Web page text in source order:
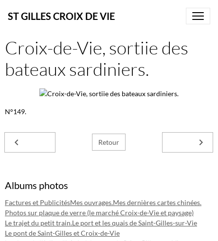
ST GILLES CROIX DE VIE
Croix-de-Vie, sortiie des
bateaux sardiniers.
N°149.
Retour
Albums photos
Factures et PublicitésMes ouvrages.Mes dernières cartes chinées.
Photos sur plaque de verre (le marché Croix-de-Vie et paysage)
Le trajet du petit train.Le port et les quais de Saint-Gilles-sur-Vie
Le pont de Saint-Gilles et Croix-de-Vie